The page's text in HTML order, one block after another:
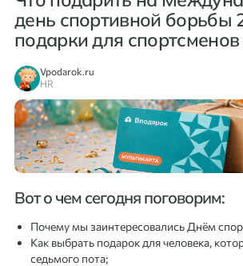
день спортивной борьбы
подарки для спортсменов
Vpodarok.ru
HR
Вот о чем сегодня поговорим:
Почему мы заинтересовались Днём
Как выбрать подарок для человека,
седьмого пота;